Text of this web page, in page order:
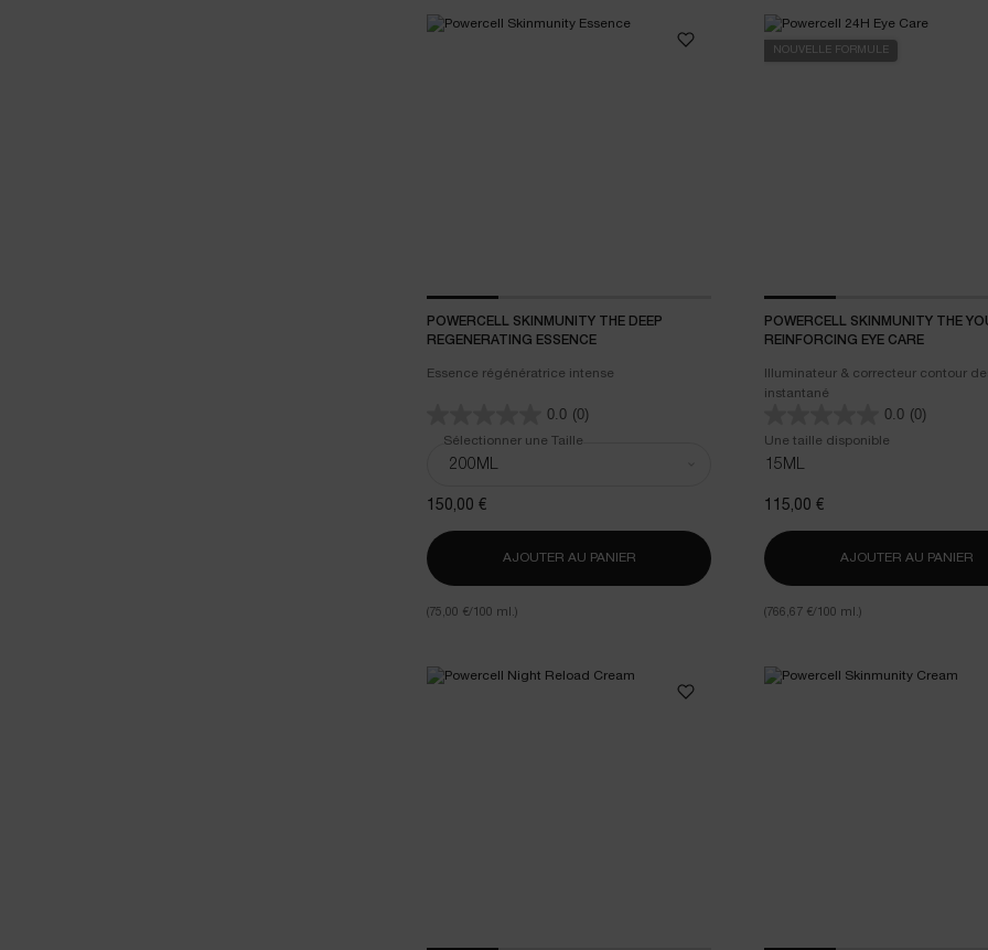
POWERCELL SKINMUNITY THE DEEP
REGENERATING ESSENCE
Essence régénératrice intense
0.0 (0)
Sélectionner une Taille
150,00 €
AJOUTER AU PANIER POWERCELL SKINMUNITY THE DEEP REGENERATING
(75,00 €/100 ml.)
NOUVELLE FORMULE
POWERCELL SKINMUNITY THE
REINFORCING EYE CARE
Illuminateur & correcteur contour
instantané
0.0 (0)
Une taille disponible
15ML
115,00 €
AJOUTER AU PANIER
(766,67 €/100 ml.)